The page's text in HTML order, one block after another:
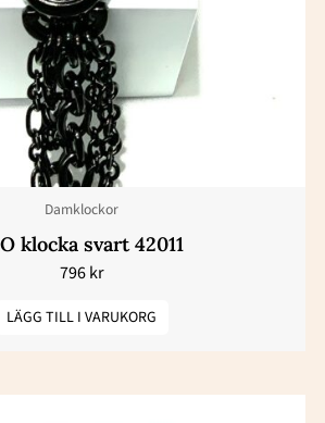
Damklockor
klocka svart 42011
796kr
LÄGG TILL I VARUKORG